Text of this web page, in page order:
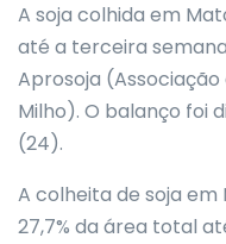
A soja colhida em
até a terceira
Aprosoja (Associação
Milho). O balanço foi
(24).
A colheita de soja em
27,7% da área total